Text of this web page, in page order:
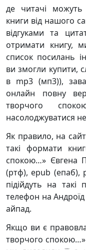
де читачі
книги від нашого
відгуками та
отримати книгу,
список посилань
ви змогли купити,
в mp3 (мп3)),
онлайн повну
творчого
насолоджуватися
Як правило, на
такі формати
спокою…» Євгена
(ртф), epub (епаб),
підійдуть на такі
телефон на
айпад.
Якщо ви є
творчого